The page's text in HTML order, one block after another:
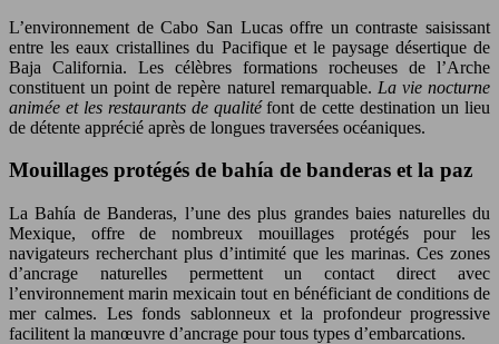
L’environnement de Cabo San Lucas offre un contraste saisissant
entre les eaux cristallines du Pacifique et le paysage désertique de
Baja California. Les célèbres formations rocheuses de l’Arche
constituent un point de repère naturel remarquable. La vie nocturne
animée et les restaurants de qualitéfont de cette destination un lieu
de détente apprécié après de longues traversées océaniques.
Mouillages protégés de bahía de banderas et la paz
La Bahía de Banderas, l’une des plus grandes baies naturelles du
Mexique, offre de nombreux mouillages protégés pour les
navigateurs recherchant plus d’intimité que les marinas. Ces zones
d’ancrage naturelles permettent un contact direct avec
l’environnement marin mexicain tout en bénéficiant de conditions de
mer calmes. Les fonds sablonneux et la profondeur progressive
facilitent la manœuvre d’ancrage pour tous types d’embarcations.